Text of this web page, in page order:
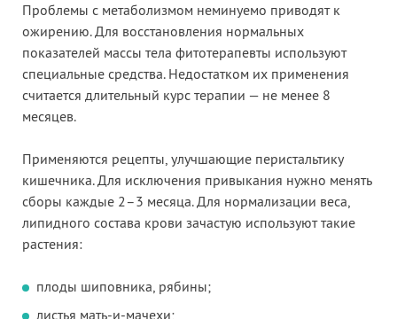
Проблемы с метаболизмом неминуемо приводят к
ожирению. Для восстановления нормальных
показателей массы тела фитотерапевты используют
специальные средства. Недостатком их применения
считается длительный курс терапии — не менее 8
месяцев.
Применяются рецепты, улучшающие перистальтику
кишечника. Для исключения привыкания нужно менять
сборы каждые 2–3 месяца. Для нормализации веса,
липидного состава крови зачастую используют такие
растения:
плоды шиповника, рябины;